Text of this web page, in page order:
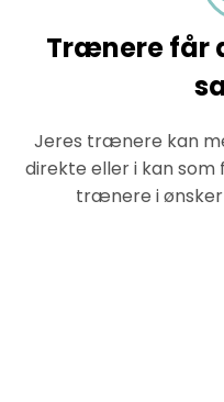
Trænere får
Jeres trænere kan
direkte eller i kan
trænere i ønsker